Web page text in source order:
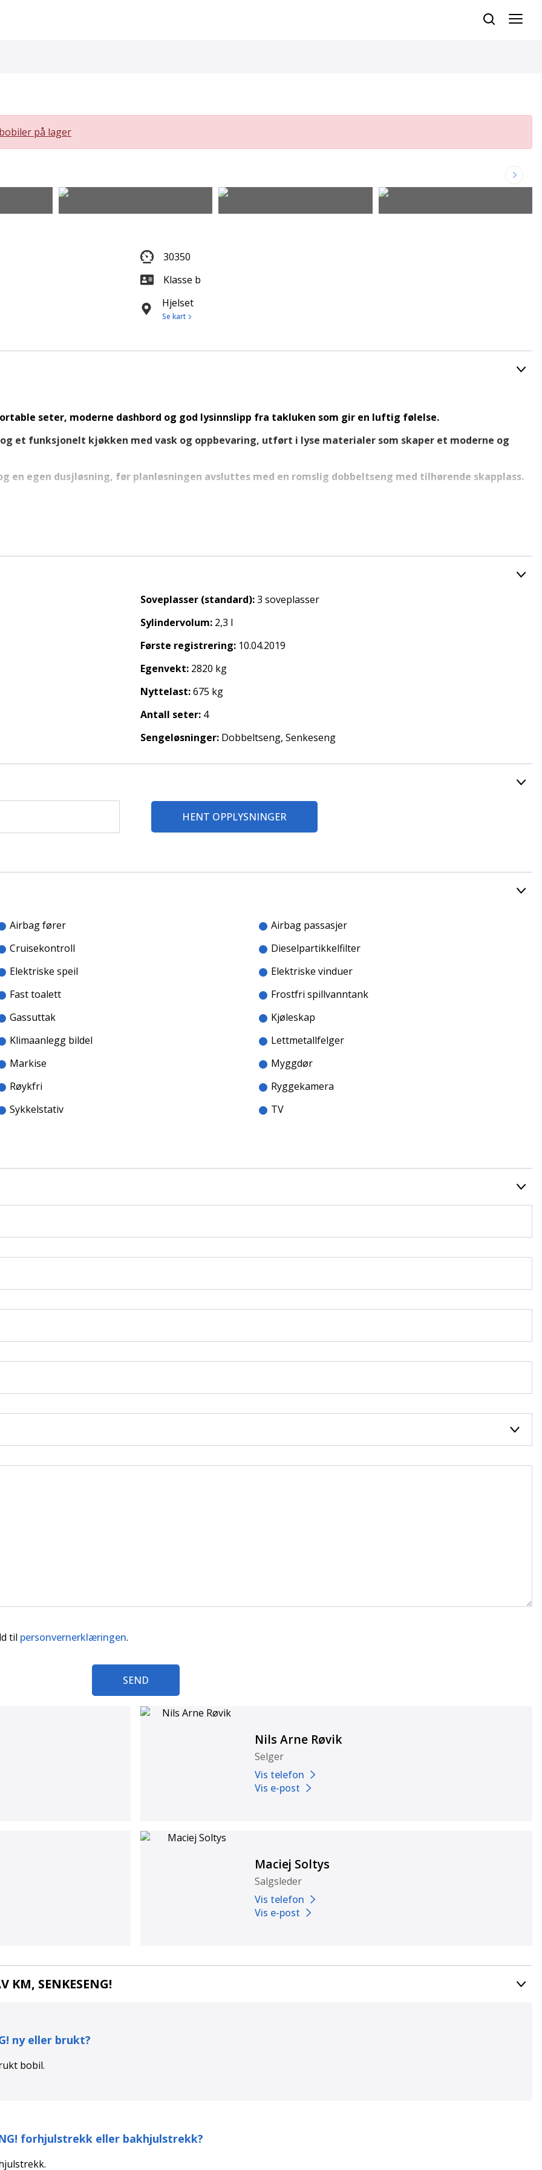
bobiler på lager
30350
Klasse b
Hjelset
Se kart
seter, moderne dashbord og god lysinnslipp fra takluken som gir en luftig følelse.
et funksjonelt kjøkken med vask og oppbevaring, utført i lyse materialer som skaper et moderne og
en egen dusjløsning, før planløsningen avsluttes med en romslig dobbeltseng med tilhørende skapplass.
og Romsdal.
Soveplasser (standard):3 soveplasser
Sylindervolum: 2,3 l
Første registrering: 10.04.2019
Egenvekt: 2820 kg
Nyttelast:675 kg
Antall seter: 4
Sengeløsninger: Dobbeltseng, Senkeseng
HENT OPPLYSNINGER
Airbag fører
Airbag passasjer
Cruisekontroll
Dieselpartikkelfilter
Elektriske speil
Elektriske vinduer
Fast toalett
Frostfri spillvanntank
Gassuttak
Kjøleskap
Klimaanlegg bildel
Lettmetallfelger
Markise
Myggdør
Røykfri
Ryggekamera
Sykkelstativ
TV
til personvernerklæringen.
SEND
Nils Arne Røvik
Selger
Vis telefon
Vis e-post
Maciej Soltys
Salgsleder
Vis telefon
Vis e-post
SENKESENG!
ny eller brukt?
bobil.
forhjulstrekk eller bakhjulstrekk?
.